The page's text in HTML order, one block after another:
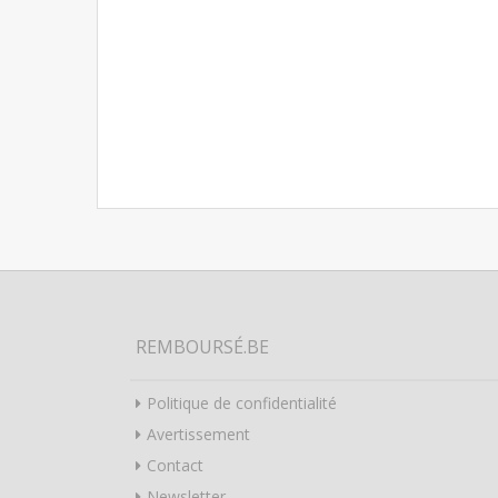
REMBOURSÉ.BE
Politique de confidentialité
Avertissement
Contact